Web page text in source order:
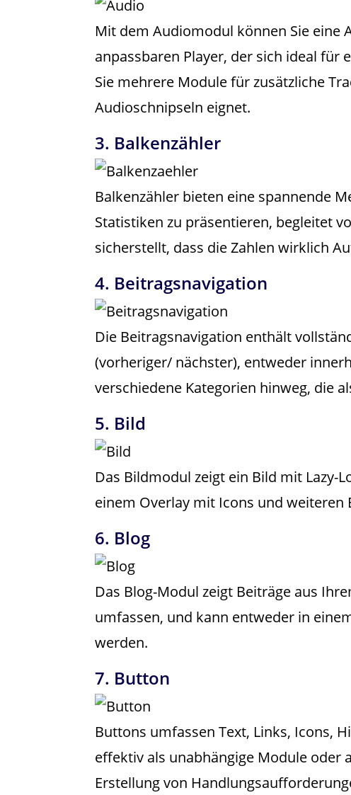
Mit dem Audiomodul können Sie eine
anpassbaren Player, der sich ideal für
Sie mehrere Module für zusätzliche
Audioschnipseln eignet.
3. Balkenzähler
Balkenzähler bieten eine spannende
Statistiken zu präsentieren, begleitet
sicherstellt, dass die Zahlen wirklich
4. Beitragsnavigation
Die Beitragsnavigation enthält
(vorheriger/ nächster), entweder
verschiedene Kategorien hinweg, die
5. Bild
Das Bildmodul zeigt ein Bild mit Lazy-
einem Overlay mit Icons und weiteren
6. Blog
Das Blog-Modul zeigt Beiträge aus
umfassen, und kann entweder in
werden.
7. Button
Buttons umfassen Text, Links, Icons,
effektiv als unabhängige Module oder
Erstellung von